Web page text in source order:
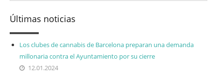
Últimas noticias
Los clubes de cannabis de Barcelona preparan una demanda
millonaria contra el Ayuntamiento por su cierre
12.01.2024